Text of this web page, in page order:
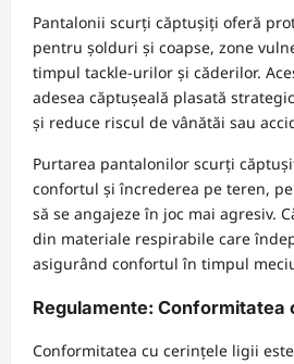
Pantalonii scurți căptușiți oferă
pentru șolduri și coapse, zone
timpul tackle-urilor și căderilor.
adesea căptușeală plasată
și reduce riscul de vânătăi sau
Purtarea pantalonilor scurți
confortul și încrederea pe teren,
să se angajeze în joc mai agresiv.
din materiale respirabile care
asigurând confortul în timpul
Regulamente: Conformitatea
Conformitatea cu cerințele ligii